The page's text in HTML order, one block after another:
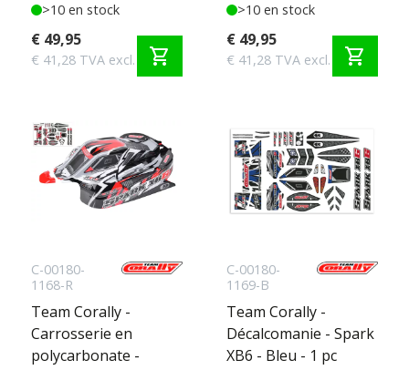
>10 en stock
€ 49,95
€ 41,28 TVA excl. shopping_cart
d'autocollants - 1 pc
>10 en stock
€ 49,95
€ 41,28 TVA excl. shopping_cart
C-00180-
1168-R
Team Corally -
Carrosserie en
polycarbonate -
C-00180-
1169-B
Team Corally -
Décalcomanie - Spark
XB6 - Bleu - 1 pc